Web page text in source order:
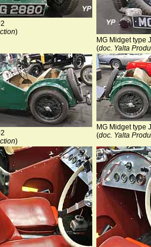
)
MG Midget type
(doc. Yalta
)
MG Midget type
(doc. Yalta